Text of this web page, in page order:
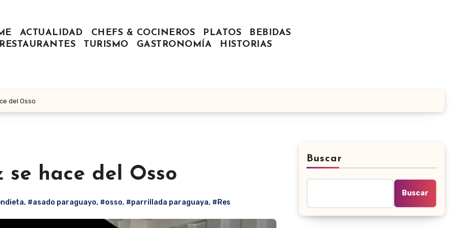
ACTUALIDAD CHEFS & COCINEROS PLATOS
BEBIDAS
RESTAURANTES
TURISMO GASTRONOMÍA HISTORIAS
del Osso
hace del Osso
, #asado paraguayo, #osso, #parrillada paraguaya, #Res
Buscar
Buscar